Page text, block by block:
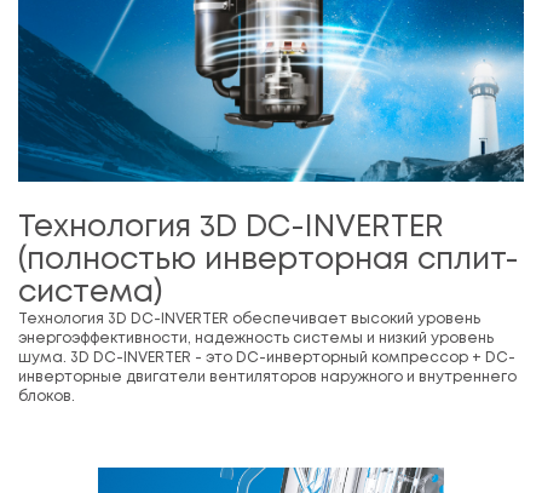
Технология 3D DC-INVERTER
(полностью инверторная сплит-
система)
Технология 3D DC-INVERTER обеспечивает высокий уровень
энергоэффективности, надежность системы и низкий уровень
шума. 3D DC-INVERTER - это DC-инверторный компрессор + DC-
инверторные двигатели вентиляторов наружного и внутреннего
блоков.